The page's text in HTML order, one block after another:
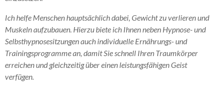
Ich helfe Menschen hauptsächlich dabei, Gewicht zu verlieren und
Muskeln aufzubauen. Hierzu biete ich Ihnen neben Hypnose- und
Selbsthypnosesitzungen auch individuelle Ernährungs- und
Trainingsprogramme an, damit Sie schnell Ihren Traumkörper
erreichen und gleichzeitig über einen leistungsfähigen Geist
verfügen.